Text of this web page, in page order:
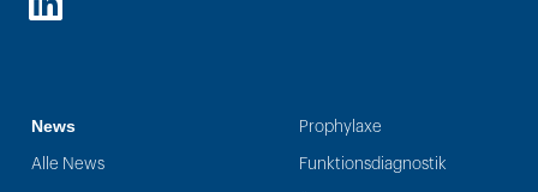
LinkedIn
News
Alle News
Prophylaxe
Funktionsdiagnostik